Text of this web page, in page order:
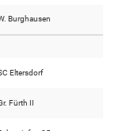
Burghausen
Eltersdorf
Fürth II